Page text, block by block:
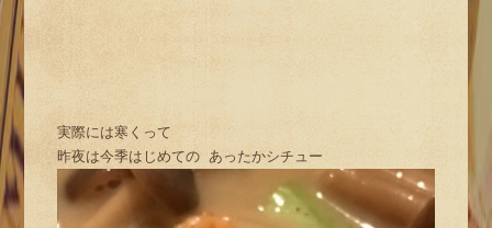
実際には寒くって
昨夜は今季はじめての あったかシチュー